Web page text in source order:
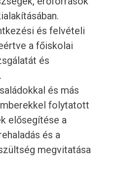
és felvételi
a főiskolai
és
és más
folytatott
elősegítése a
és a
megvitatása